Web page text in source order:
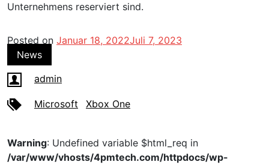
Unternehmens reserviert sind.
Posted on Januar 18, 2022Juli 7, 2023
News
admin
Microsoft Xbox One
Warning: Undefined variable $html_req in
/var/www/vhosts/4pmtech.com/httpdocs/wp-